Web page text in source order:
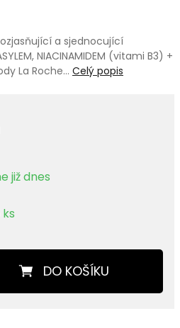
rozjasňující a sjednocující
NIACINAMIDEM (vitami B3) +
La Roche… Celý popis
již dnes
DO KOŠÍKU